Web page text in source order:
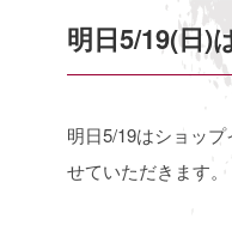
明日5/19(日)
明日5/19はショッ
せていただきます。